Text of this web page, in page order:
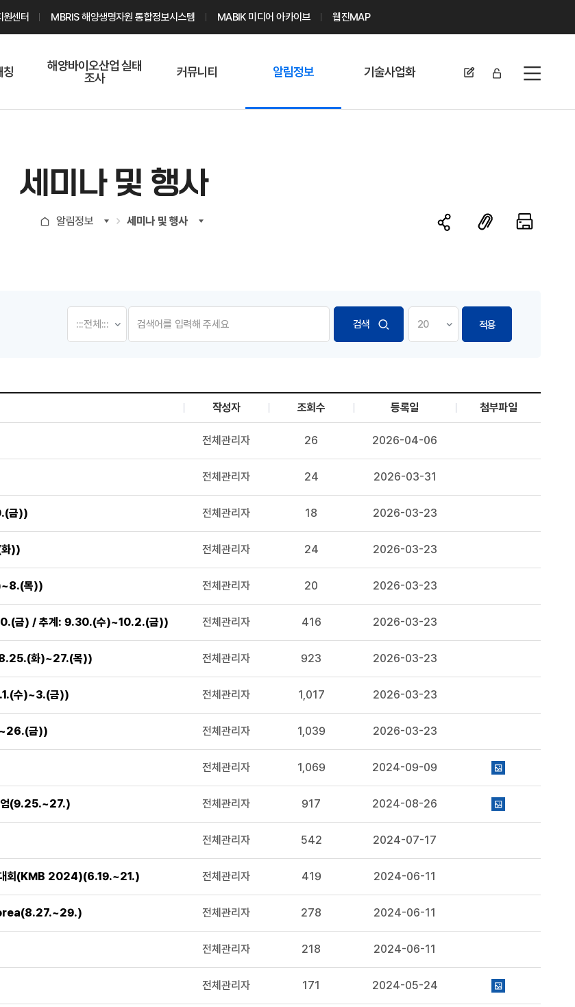
센터 MBRIS 해양생명자원 통합정보시스템 MABIK 미디어 아카이브 웹진MAP
전체메뉴
칭
해양바이오산업 실태
조사
커뮤니티
지식포럼
해양바이오
기업현황
알림정보 기술사업화
세미나 및 행사
알림정보 세미나 및 행사
적용
로 나열 되고 있습니다.
작성자 조회수 등록일 첨부파일
전체관리자 26 2026-04-06
전체관리자 24 2026-03-31
금)) 전체관리자 18 2026-03-23
)) 전체관리자 24 2026-03-23
)~8.(목)) 전체관리자 20 2026-03-23
금) / 추계: 9.30.(수)~10.2.(금)) 전체관리자 416 2026-03-23
(8.25.(화)~27.(목)) 전체관리자 923 2026-03-23
수)~3.(금)) 전체관리자 1,017 2026-03-23
금)) 전체관리자 1,039 2026-03-23
전체관리자 1,069 2024-09-09
엄(9.25.~27.) 전체관리자 917 2024-08-26
전체관리자 542 2024-07-17
대회(KMB 2024)(6.19.~21.) 전체관리자 419 2024-06-11
전체관리자 278 2024-06-11
전체관리자 218 2024-06-11
전체관리자 171 2024-05-24